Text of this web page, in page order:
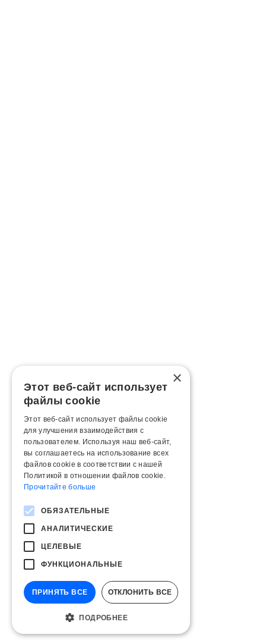
×
Этот веб-сайт использует
файлы cookie
Этот веб-сайт использует файлы cookie
для улучшения взаимодействия с
пользователем. Используя наш веб-сайт,
вы соглашаетесь на использование всех
файлов cookie в соответствии с нашей
Политикой в ​​отношении файлов cookie.
Прочитайте больше
ОБЯЗАТЕЛЬНЫЕ
АНАЛИТИЧЕСКИЕ
ЦЕЛЕВЫЕ
ФУНКЦИОНАЛЬНЫЕ
ПРИНЯТЬ ВСЕ ОТКЛОНИТЬ ВСЕ
ПОДРОБНЕЕ